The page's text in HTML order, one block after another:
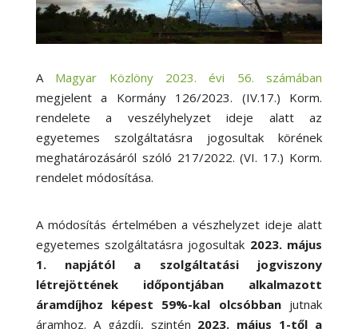
A Magyar Közlöny 2023. évi 56. számában
megjelent a Kormány 126/2023. (IV.17.) Korm.
rendelete a veszélyhelyzet ideje alatt az
egyetemes szolgáltatásra jogosultak körének
meghatározásáról szóló 217/2022. (VI. 17.) Korm.
rendelet módosítása.
A módosítás értelmében a vészhelyzet ideje alatt
egyetemes szolgáltatásra jogosultak 2023. május
1. napjától a szolgáltatási jogviszony
létrejöttének időpontjában alkalmazott
áramdíjhoz képest 59%-kal olcsóbban jutnak
áramhoz. A gázdíj, szintén 2023. május 1-től a